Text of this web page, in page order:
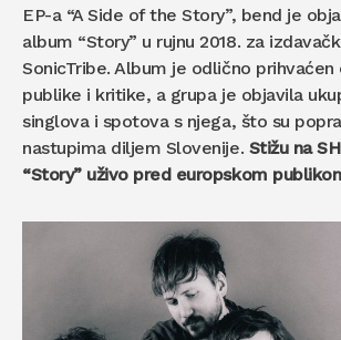
EP-a “A Side of the Story”, bend je
album “Story” u rujnu 2018. za
SonicTribe. Album je odlično prihvaćen
publike i kritike, a grupa je objavila
singlova i spotova s ​​njega, što su
nastupima diljem Slovenije. Stižu na
“Story” uživo pred europskom